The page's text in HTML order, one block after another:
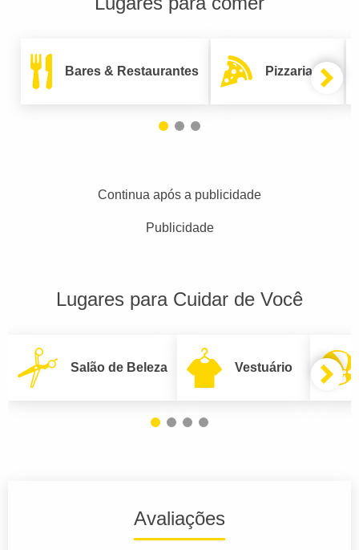
Bares & Restaurantes Pizzarias
Continua após a publicidade
Publicidade
Lugares para Cuidar de Você
Salão de Beleza Vestuário
Avaliações